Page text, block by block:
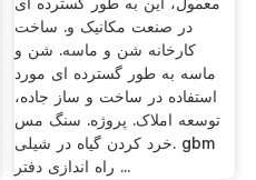
در صنعت مکانیک و. ساخت
کارخانه شن و ماسه. شن و
ماسه به طور گسترده ای مورد
استفاده در ساخت و ساز جاده،
توسعه املاک. پروژه. سنگ مس
خرد کردن گیاه در شیلی. gbm
راه اندازی دفتر ...